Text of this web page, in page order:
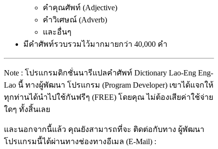
คำคุณศัพท์ (Adjective)
คำวิเศษณ์ (Adverb)
และอื่นๆ
มีคำศัพท์รวบรวมไว้มากมายกว่า 40,000 คำ
Note : โปรแกรมดิกชั่นนารีแปลคำศัพท์ Dictionary Lao-Eng Eng-
Lao นี้ ทางผู้พัฒนา โปรแกรม (Program Developer) เขาได้แจกให้
ทุกท่านได้นำไปใช้กันฟรีๆ (FREE) โดยคุณ ไม่ต้องเสียค่าใช้จ่าย
ใดๆ ทั้งสิ้นเลย
และนอกจากนี้แล้ว คุณยังสามารถที่จะ ติดต่อกับทาง ผู้พัฒนา
โปรแกรมนี้ได้ผ่านทางช่องทางอีเมล (E-Mail) :